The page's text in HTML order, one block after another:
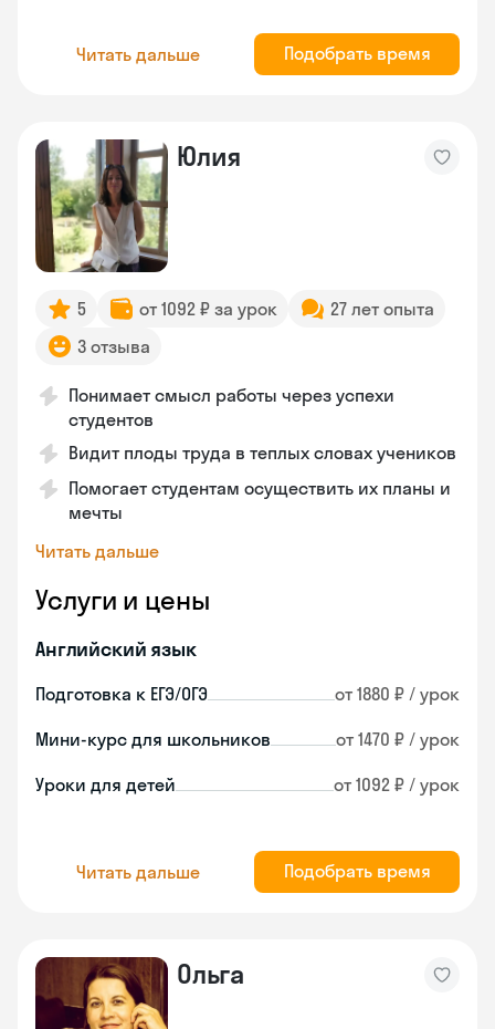
Читать дальше Подобрать время
Юлия
5 от 1092 ₽ за урок
27 лет опыта
3 отзыва
Понимает смысл работы через успехи
студентов
Видит плоды труда в теплых словах учеников
Помогает студентам осуществить их планы и
мечты
Читать дальше
Услуги и цены
Английский язык
Подготовка к ЕГЭ/ОГЭ от 1880 ₽ / урок
Мини-курс для школьников от 1470 ₽ / урок
Уроки для детей от 1092 ₽ / урок
Читать дальше Подобрать время
Ольга